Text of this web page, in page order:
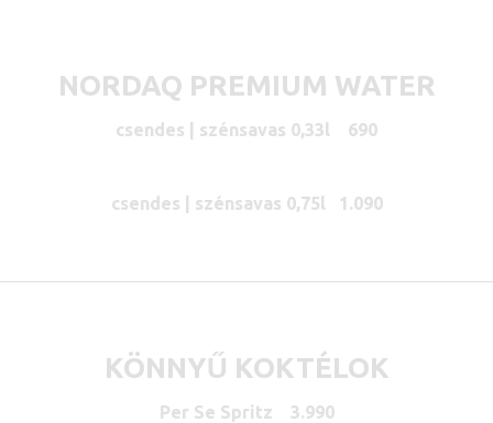
NORDAQ PREMIUM WATER
csendes | szénsavas 0,33l 690
csendes | szénsavas 0,75l 1.090
KÖNNYŰ KOKTÉLOK
Per Se Spritz 3.990